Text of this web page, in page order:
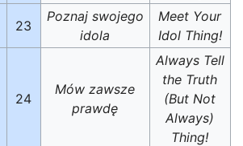
23
Poznaj swojego
idola
Meet Your
Idol Thing!
24
Mów zawsze
prawdę
Always Tell
the Truth
(But Not
Always)
Thing!